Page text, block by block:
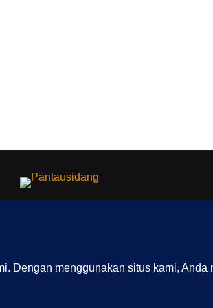
INDEX SITEMAP YOUTUBE CHANNEL